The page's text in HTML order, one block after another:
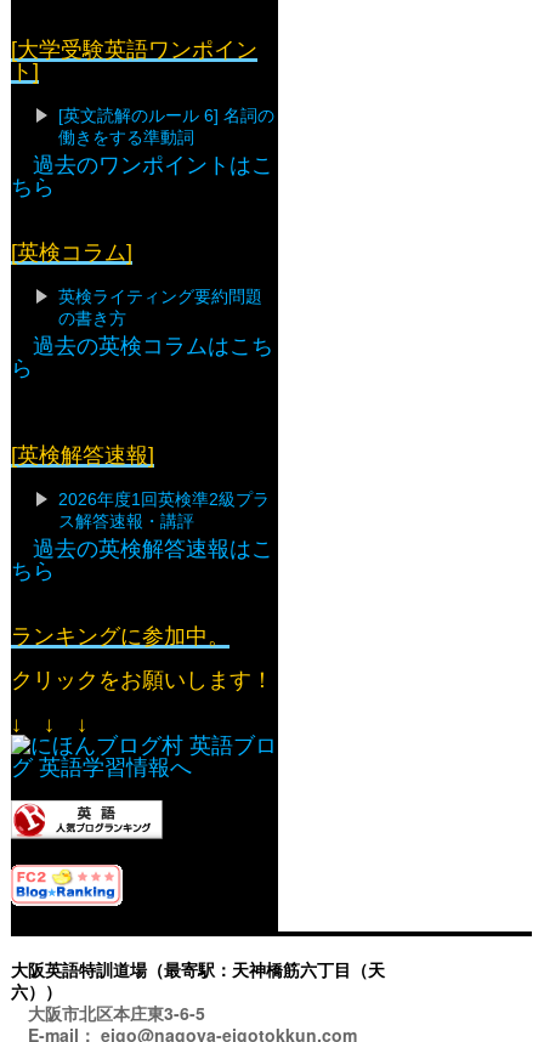
[大学受験英語ワンポイン
ト]
[英文読解のルール 6] 名詞の
働きをする準動詞
過去のワンポイントはこ
ちら
[英検コラム]
英検ライティング要約問題
の書き方
過去の英検コラムはこち
ら
[英検解答速報]
2026年度1回英検準2級プラ
ス解答速報・講評
過去の英検解答速報はこ
ちら
ランキングに参加中。
クリックをお願いします！
↓ ↓ ↓
大阪英語特訓道場（最寄駅：天神橋筋六丁目（天
六））
大阪市北区本庄東3-6-5
E-mail： eigo@nagoya-eigotokkun.com